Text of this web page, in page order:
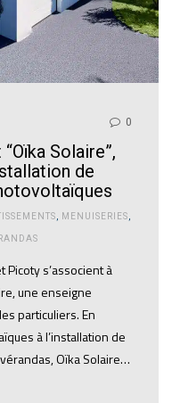
0
Solaire”,
de
, MENUISERIES,
s’associent à
une enseigne
particuliers. En
à l’installation de
Oïka Solaire…